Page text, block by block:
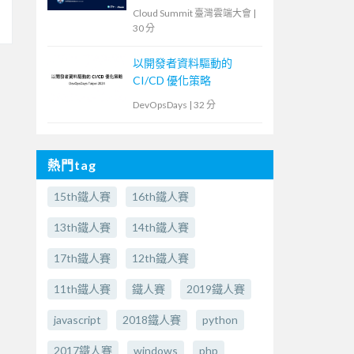
Cloud Summit 臺灣雲端大會 |
30 分
以開發者資料驅動的
CI/CD 優化策略
DevOpsDays | 32 分
熱門tag
15th鐵人賽 16th鐵人賽
13th鐵人賽 14th鐵人賽
17th鐵人賽 12th鐵人賽
11th鐵人賽 鐵人賽 2019鐵人賽
javascript 2018鐵人賽 python
2017鐵人賽 windows php